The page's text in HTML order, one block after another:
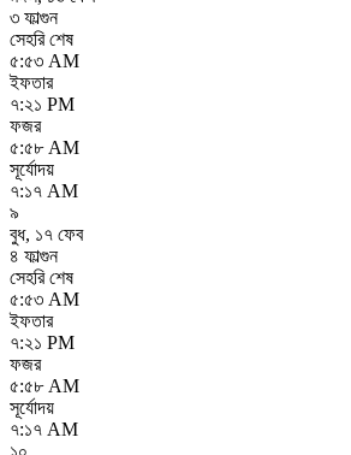
৩ ফাল্গুন
সেহরি শেষ
৫:৫৩ AM
ইফতার
৭:২১ PM
ফজর
৫:৫৮ AM
সূর্যোদয়
৭:১৭ AM
৯
বুধ, ১৭ ফেব
৪ ফাল্গুন
সেহরি শেষ
৫:৫৩ AM
ইফতার
৭:২১ PM
ফজর
৫:৫৮ AM
সূর্যোদয়
৭:১৭ AM
১০